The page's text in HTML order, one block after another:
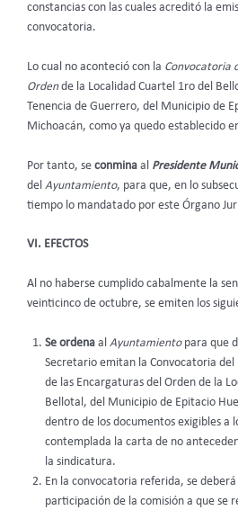
constancias con las cuales acreditó la
convocatoria.
Lo cual no aconteció con la Convocatoria
Ordende la Localidad Cuartel 1ro del
Tenencia de Guerrero, del Municipio de
Michoacán, como ya quedo establecido
Por tanto, se conmina al Presidente
del Ayuntamiento, para que, en lo
tiempo lo mandatado por este Órgano
VI. EFECTOS
Al no haberse cumplido cabalmente la
veinticinco de octubre, se emiten los
Se ordena al Ayuntamientopara que
Secretario emitan la Convocatoria del
de las Encargaturas del Orden de la
Bellotal, del Municipio de Epitacio
dentro de los documentos exigibles a
contemplada la carta de no
la sindicatura.
En la convocatoria referida, se
participación de la comisión a que se